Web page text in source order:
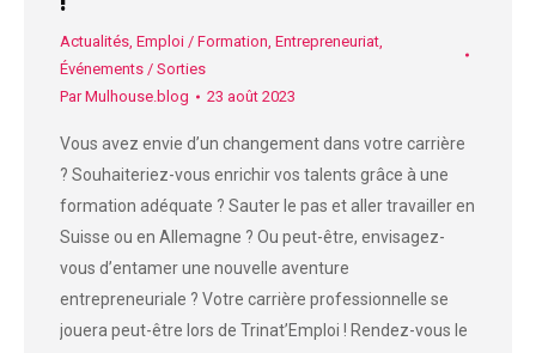
Actualités, Emploi / Formation, Entrepreneuriat,
Événements / Sorties
ParMulhouse.blog 23 août 2023
Vous avez envie d’un changement dans votre carrière
? Souhaiteriez-vous enrichir vos talents grâce à une
formation adéquate ? Sauter le pas et aller travailler en
Suisse ou en Allemagne ? Ou peut-être, envisagez-
vous d’entamer une nouvelle aventure
entrepreneuriale ? Votre carrière professionnelle se
jouera peut-être lors de Trinat’Emploi ! Rendez-vous le